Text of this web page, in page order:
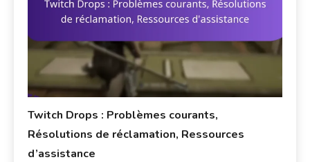
Twitch Drops : Problèmes courants,
Résolutions de réclamation, Ressources
d’assistance